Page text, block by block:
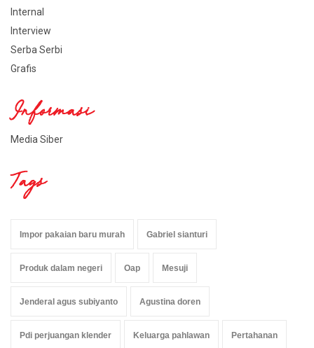
Internal
Interview
Serba Serbi
Grafis
Informasi
Media Siber
Tags
Impor pakaian baru murah Gabriel sianturi
Produk dalam negeri Oap Mesuji
Jenderal agus subiyanto Agustina doren
Pdi perjuangan klender Keluarga pahlawan Pertahanan